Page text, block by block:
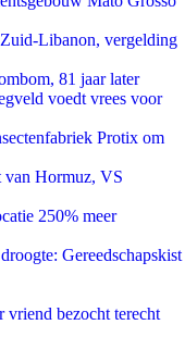
Libanon, vergelding
81 jaar later
voedt vrees voor
Protix om
van Hormuz, VS
250% meer
Gereedschapskist
vriend bezocht terecht